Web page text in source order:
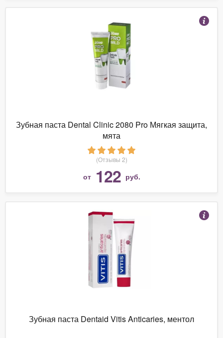
Зубная паста Dental Clinic 2080 Pro Мягкая защита,
мята
(Отзывы 2)
от 122 руб.
Зубная паста Dentaid Vitis Anticaries, ментол